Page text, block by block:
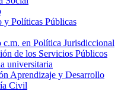
y Políticas Públicas
c.m. en Política Jurisdiccional
de los Servicios Públicos
universitaria
Aprendizaje y Desarrollo
Civil